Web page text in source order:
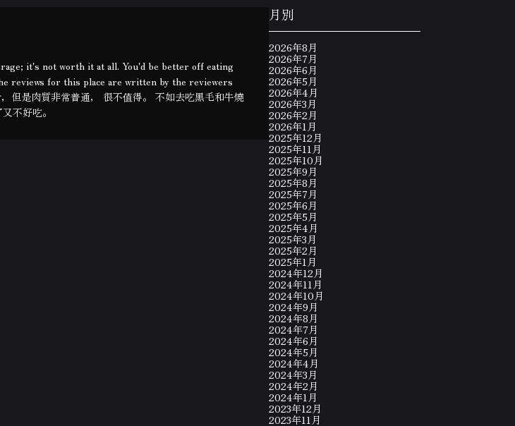
it's not worth it at all. You'd be better off eating
reviews for this place are written by the reviewers
但是肉質非常普通， 很不值得。 不如去吃黑毛和牛燒
不好吃。
月別
2026年8月
2026年7月
2026年6月
2026年5月
2026年4月
2026年3月
2026年2月
2026年1月
2025年12月
2025年11月
2025年10月
2025年9月
2025年8月
2025年7月
2025年6月
2025年5月
2025年4月
2025年3月
2025年2月
2025年1月
2024年12月
2024年11月
2024年10月
2024年9月
2024年8月
2024年7月
2024年6月
2024年5月
2024年4月
2024年3月
2024年2月
2024年1月
2023年12月
2023年11月